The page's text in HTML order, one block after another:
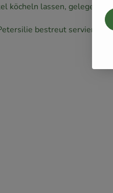
köcheln lassen,
bestreut servieren.